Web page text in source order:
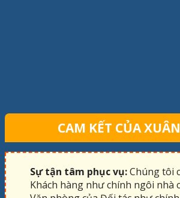
CAM KẾT CỦA
Sự tận tâm phục vụ:Chúng tôi
Khách hàng như chính ngôi nhà